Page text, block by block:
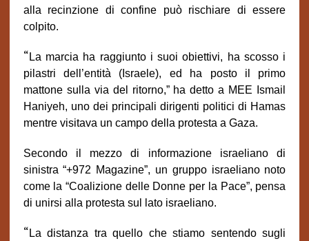
alla recinzione di confine può rischiare di essere
colpito.
“ La marcia ha raggiunto i suoi obiettivi, ha scosso i
pilastri dell’entità (Israele), ed ha posto il primo
mattone sulla via del ritorno,” ha detto a MEE Ismail
Haniyeh, uno dei principali dirigenti politici di Hamas
mentre visitava un campo della protesta a Gaza.
Secondo il mezzo di informazione israeliano di
sinistra “+972 Magazine”, un gruppo israeliano noto
come la “Coalizione delle Donne per la Pace”, pensa
di unirsi alla protesta sul lato israeliano.
“ La distanza tra quello che stiamo sentendo sugli